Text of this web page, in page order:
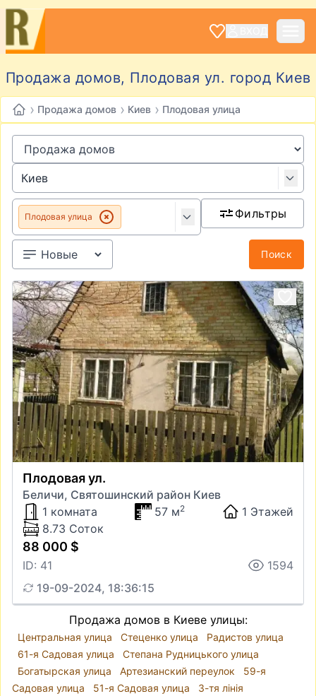
Продажа домов, Плодовая ул. город Киев
› Продажа домов › Киев › Плодовая улица
Плодовая улица Фильтры
Поиск
Плодовая ул.
Беличи, Святошинский район Киев
1 комната
57 м2
1 Этажей
8.73 Соток
88 000 $
ID: 41
1594
19-09-2024, 18:36:15
Продажа домов в Киеве улицы:
Центральная улица Стеценко улица
Радистов улица
61-я Садовая улица
Степана Рудницького улица
Богатырская улица
Артезианский переулок
59-я
Садовая улица
51-я Садовая улица 3-тя лінія